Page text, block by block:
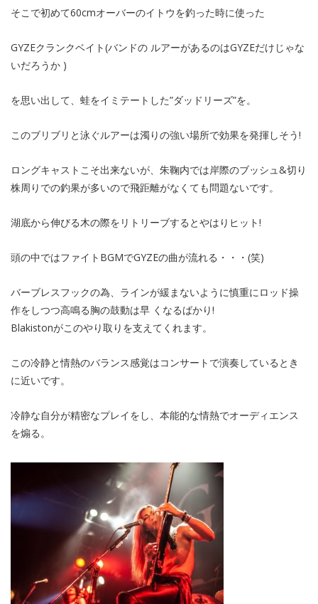
そこで初めて60cmオーバーのイトウを釣った時に使った
GYZEクランクベイト(バンドの ルアーがあるのはGYZEだけじゃな
いだろうか )
を思い出して、蛙をイミテートした”ダッドリーズ”を。
このブリブリと泳ぐルアーは濁りの強い場所で効果を発揮しそう!
ロングキャストこそ出来ないが、朱鞠内では岸際のブッシュ&切り
株周りでの釣果が多いので飛距離がなくても問題ないです。
湖底から伸びる木の際をリトリーブするとやはりヒット!
頭の中ではファイトBGMでGYZEの曲が流れる・・・(笑)
バーブレスフックの為、ラインが緩まないように慎重にロッド操
作をしつつ高鳴る胸の鼓動は早 くなるばかり!
Blakistonがこのやり取りを支えてくれます。
この冷静と情熱のバランス感覚はコンサートで演奏しているとき
に近いです。
冷静な自分が精密なプレイをし、本能的な情熱でオーディエンス
を煽る。